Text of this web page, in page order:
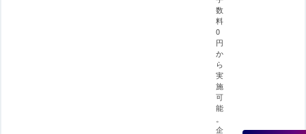
数
料
0
円
か
ら
実
施
可
能
企